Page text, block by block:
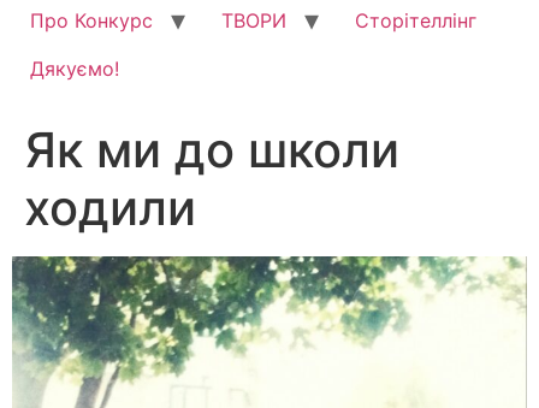
Про Конкурс ТВОРИ
Сторітеллінг
Дякуємо!
Як ми до школи
ходили